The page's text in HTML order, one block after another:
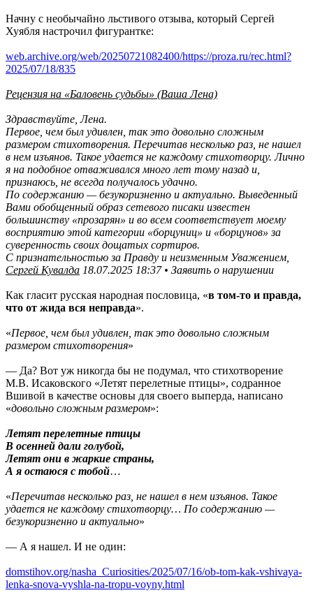
Начну с необычайно льстивого отзыва, который Сергей
Хуябля настрочил фигурантке:
web.archive.org/web/20250721082400/https://proza.ru/rec.html?
2025/07/18/835
Рецензия на «Баловень судьбы» (Ваша Лена)
Здравствуйте, Лена.
Первое, чем был удивлен, так это довольно сложным
размером стихотворения. Перечитав несколько раз, не нашел
в нем изъянов. Такое удается не каждому стихотворцу. Лично
я на подобное отваживался много лет тому назад и,
признаюсь, не всегда получалось удачно.
По содержанию — безукоризненно и актуально. Выведенный
Вами обобщенный образ сетевого писаки известен
большинству «прозарян» и во всем соответствует моему
восприятию этой категории «борцуниц» и «борцунов» за
суверенность своих дощатых сортиров.
С признательностью за Правду и неизменным Уважением,
Сергей Кувалда 18.07.2025 18:37 • Заявить о нарушении
Как гласит русская народная пословица, «в том-то и правда,
что от жида вся неправда».
«Первое, чем был удивлен, так это довольно сложным
размером стихотворения»
— Да? Вот уж никогда бы не подумал, что стихотворение
М.В. Исаковского «Летят перелетные птицы», содранное
Вшивой в качестве основы для своего выперда, написано
«довольно сложным размером»:
Летят перелетные птицы
В осенней дали голубой,
Летят они в жаркие страны,
А я остаюся с тобой…
«Перечитав несколько раз, не нашел в нем изъянов. Такое
удается не каждому стихотворцу… По содержанию —
безукоризненно и актуально»
— А я нашел. И не один:
domstihov.org/nasha_Curiosities/2025/07/16/ob-tom-kak-vshivaya-
lenka-snova-vyshla-na-tropu-voyny.html